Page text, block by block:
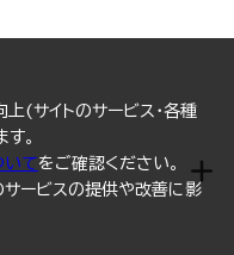
(サイトのサービス・各種
。
てをご確認ください。
ービスの提供や改善に影